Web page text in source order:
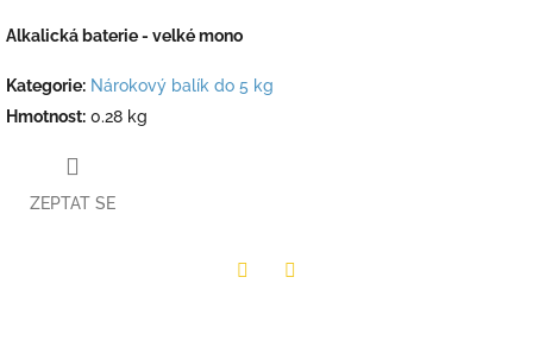
Alkalická baterie - velké mono
Kategorie: Nárokový balík do 5 kg
Hmotnost: 0.28 kg
ZEPTAT SE